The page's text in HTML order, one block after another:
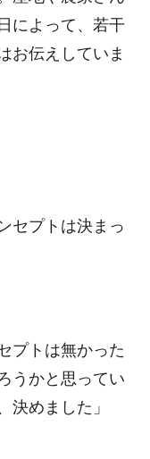
によって、若干
お伝えしていま
プトは決まっ
プトは無かった
うかと思ってい
決めました」